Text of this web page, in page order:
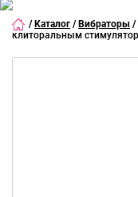
/ Каталог / Вибраторы /
клиторальным